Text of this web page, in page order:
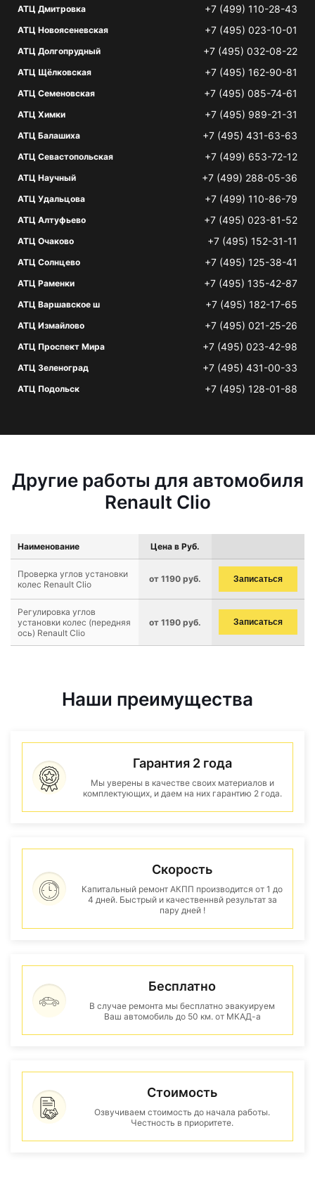
АТЦ Дмитровка +7 (499) 110-28-43
АТЦ Новоясеневская +7 (495) 023-10-01
АТЦ Долгопрудный +7 (495) 032-08-22
АТЦ Щёлковская +7 (495) 162-90-81
АТЦ Семеновская +7 (495) 085-74-61
АТЦ Химки +7 (495) 989-21-31
АТЦ Балашиха +7 (495) 431-63-63
АТЦ Севастопольская +7 (499) 653-72-12
АТЦ Научный +7 (499) 288-05-36
АТЦ Удальцова +7 (499) 110-86-79
АТЦ Алтуфьево +7 (495) 023-81-52
АТЦ Очаково +7 (495) 152-31-11
АТЦ Солнцево +7 (495) 125-38-41
АТЦ Раменки +7 (495) 135-42-87
АТЦ Варшавское ш +7 (495) 182-17-65
АТЦ Измайлово +7 (495) 021-25-26
АТЦ Проспект Мира +7 (495) 023-42-98
АТЦ Зеленоград +7 (495) 431-00-33
АТЦ Подольск +7 (495) 128-01-88
Другие работы для автомобиля
Renault Clio
Наименование Цена в Руб.
Проверка углов установки
колес Renault Clio
от 1190 руб. Записаться
Регулировка углов
установки колес (передняя
ось) Renault Clio
от 1190 руб. Записаться
Наши преимущества
Гарантия 2 года
Мы уверены в качестве своих материалов и
комплектующих, и даем на них гарантию 2 года.
Скорость
Капитальный ремонт АКПП производится от 1 до
4 дней. Быстрый и качественнвй результат за
пару дней !
Бесплатно
В случае ремонта мы бесплатно эвакуируем
Ваш автомобиль до 50 км. от МКАД-а
Стоимость
Озвучиваем стоимость до начала работы.
Честность в приоритете.